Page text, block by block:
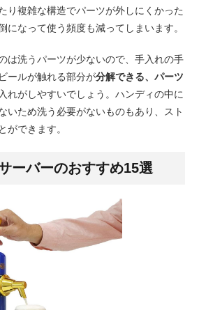
り複雑な構造でパーツが外しにくかった
になって使う頻度も減ってしまいます。
は洗うパーツが少ないので、手入れの手
ールが触れる部分が分解できる、パーツ
れがしやすいでしょう。ハンディの中に
いため洗う必要がないものもあり、スト
ができます。
ーバーのおすすめ15選